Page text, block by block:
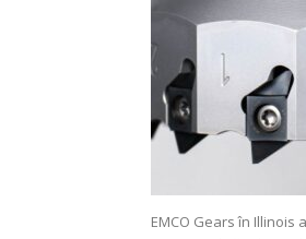
EMCO Gears în Illinois